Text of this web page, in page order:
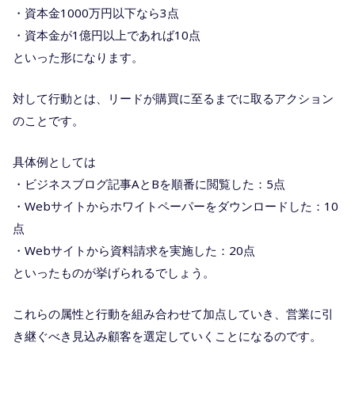
・資本金1000万円以下なら3点
・資本金が1億円以上であれば10点
といった形になります。
対して行動とは、リードが購買に至るまでに取るアクション
のことです。
具体例としては
・ビジネスブログ記事AとBを順番に閲覧した：5点
・Webサイトからホワイトペーパーをダウンロードした：10
点
・Webサイトから資料請求を実施した：20点
といったものが挙げられるでしょう。
これらの属性と行動を組み合わせて加点していき、営業に引
き継ぐべき見込み顧客を選定していくことになるのです。